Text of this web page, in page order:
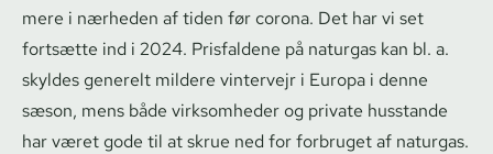
mere i nærheden af tiden før corona. Det har vi set
fortsætte ind i 2024. Prisfaldene på naturgas kan bl. a.
skyldes generelt mildere vintervejr i Europa i denne
sæson, mens både virksomheder og private husstande
har været gode til at skrue ned for forbruget af naturgas.